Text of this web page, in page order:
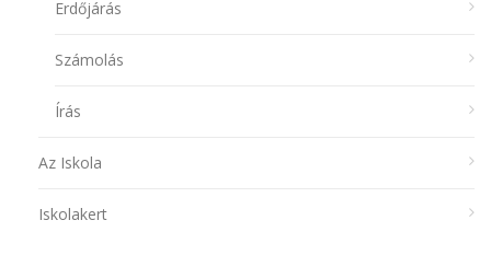
Erdőjárás
Számolás
Írás
Az Iskola
Iskolakert